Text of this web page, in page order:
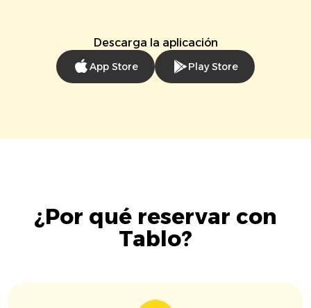
Descarga la aplicación
App Store Play Store
¿Por qué reservar con
Tablo?